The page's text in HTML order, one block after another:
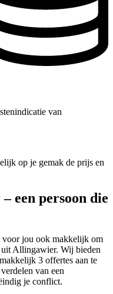
van
op je gemak de prijs en
een persoon die
voor jou ook makkelijk om
Allingawier. Wij bieden
3 offertes aan te
van een
je conflict.